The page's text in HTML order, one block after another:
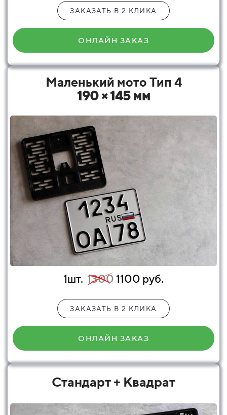
ЗАКАЗАТЬ В 2 КЛИКА
ОНЛАЙН ЗАКАЗ
Маленький мото Тип 4
190 × 145 мм
1шт. 13001100 руб.
ЗАКАЗАТЬ В 2 КЛИКА
ОНЛАЙН ЗАКАЗ
Стандарт + Квадрат